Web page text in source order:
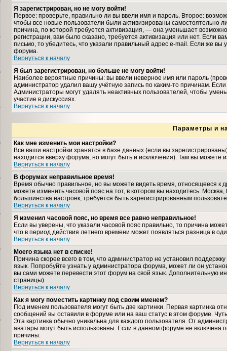
Я зарегистрирован, но не могу войти!
Первое: проверьте, правильно ли вы ввели имя и пароль. Второе:
чтобы все новые пользователи были активизированы самостоятельно
причина, по которой требуется активизация, — она уменьшает
регистрации, вам было сказано, требуется активизация или нет. Если
письмо, то убедитесь, что указали правильный адрес e-mail. Если же
форума.
Вернуться к началу
Я был зарегистрирован, но больше не могу войти!
Наиболее вероятные причины: вы ввели неверное имя или пароль
администратор удалил вашу учётную запись по каким-то причинам.
Администраторы могут удалять неактивных пользователей, чтобы
участие в дискуссиях.
Вернуться к началу
Параметры и
Как мне изменить мои настройки?
Все ваши настройки хранятся в базе данных (если вы
находится вверху форума, но могут быть и исключения). Там вы можете
Вернуться к началу
В форумах неправильное время!
Время обычно правильное, но вы можете видеть время, относящееся к
можете изменить часовой пояс на тот, в котором вы находитесь:
большинства настроек, требуется быть зарегистрированным
Вернуться к началу
Я изменил часовой пояс, но время все равно неправильное!
Если вы уверены, что указали часовой пояс правильно, то причина
что в период действия летнего времени может появляться разница в
Вернуться к началу
Моего языка нет в списке!
Причина скорее всего в том, что администратор не установил
язык. Попробуйте узнать у администратора форума, может ли он
вы сами можете перевести этот форум на свой язык. Дополнительную
страницы)
Вернуться к началу
Как я могу поместить картинку под своим именем?
Под именем пользователя могут быть две картинки. Первая картинка
сообщений вы оставили в форуме или на ваш статус в этом форуме.
Эта картинка обычно уникальна для каждого пользователя. От
аватары могут быть использованы. Если в данном форуме не включена
причины.
Вернуться к началу